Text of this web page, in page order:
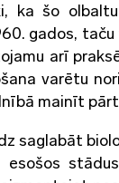
ka šo
gados,
arī
varētu
mainīt
saglabāt